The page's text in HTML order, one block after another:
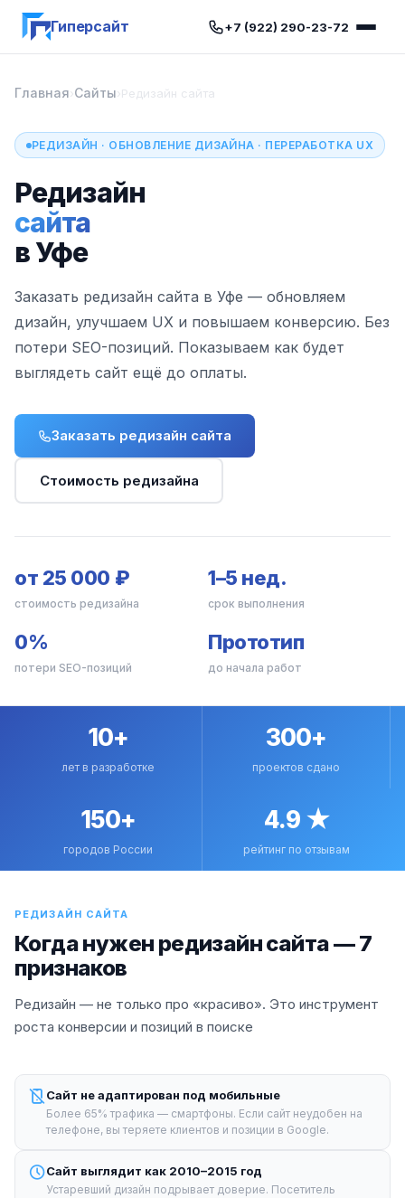
Гиперсайт +7 (922) 290-23-72
Главная›Сайты›Редизайн сайта
РЕДИЗАЙН · ОБНОВЛЕНИЕ ДИЗАЙНА · ПЕРЕРАБОТКА UX
Редизайн
сайта
в Уфе
Заказать редизайн сайта в Уфе — обновляем
дизайн, улучшаем UX и повышаем конверсию. Без
потери SEO-позиций. Показываем как будет
выглядеть сайт ещё до оплаты.
Заказать редизайн сайта
Стоимость редизайна
от 25 000 ₽
стоимость редизайна
1–5 нед.
срок выполнения
0%
потери SEO-позиций
Прототип
до начала работ
10+
лет в разработке
300+
проектов сдано
150+
городов России
4.9 ★
рейтинг по отзывам
РЕДИЗАЙН САЙТА
Когда нужен редизайн сайта — 7
признаков
Редизайн — не только про «красиво». Это инструмент
роста конверсии и позиций в поиске
Сайт не адаптирован под мобильные
Более 65% трафика — смартфоны. Если сайт неудобен на
телефоне, вы теряете клиентов и позиции в Google.
Сайт выглядит как 2010–2015 год
Устаревший дизайн подрывает доверие. Посетитель